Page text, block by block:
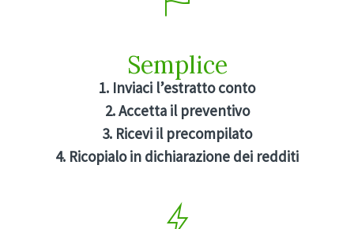
Semplice
1. Inviaci l’estratto conto
2. Accetta il preventivo
3. Ricevi il precompilato
4. Ricopialo in dichiarazione dei redditi